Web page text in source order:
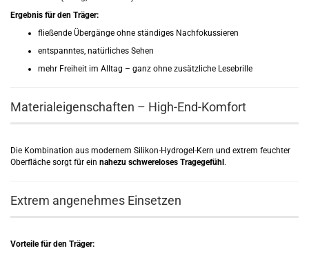
Ergebnis für den Träger:
fließende Übergänge ohne ständiges Nachfokussieren
entspanntes, natürliches Sehen
mehr Freiheit im Alltag – ganz ohne zusätzliche Lesebrille
Materialeigenschaften – High-End-Komfort
Die Kombination aus modernem Silikon-Hydrogel-Kern und extrem feuchter
Oberfläche sorgt für ein nahezu schwereloses Tragegefühl .
Extrem angenehmes Einsetzen
Vorteile für den Träger: